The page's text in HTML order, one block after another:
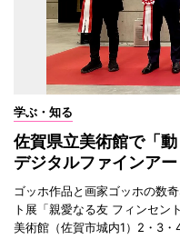
学ぶ・知る
佐賀県立美術館で「
デジタルファインア
ゴッホ作品と画家ゴッホの数
ト展「親愛なる友 フィンセン
美術館（佐賀市城内1）2・3・